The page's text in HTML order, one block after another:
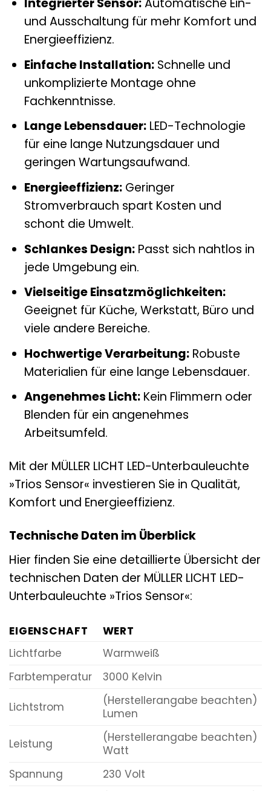
Integrierter Sensor:Automatische Ein-
und Ausschaltung für mehr Komfort und
Energieeffizienz.
Einfache Installation:Schnelle und
unkomplizierte Montage ohne
Fachkenntnisse.
Lange Lebensdauer:LED-Technologie
für eine lange Nutzungsdauer und
geringen Wartungsaufwand.
Energieeffizienz:Geringer
Stromverbrauch spart Kosten und
schont die Umwelt.
Schlankes Design:Passt sich nahtlos in
jede Umgebung ein.
Vielseitige Einsatzmöglichkeiten:
Geeignet für Küche, Werkstatt, Büro und
viele andere Bereiche.
Hochwertige Verarbeitung:Robuste
Materialien für eine lange Lebensdauer.
Angenehmes Licht:Kein Flimmern oder
Blenden für ein angenehmes
Arbeitsumfeld.
Mit der MÜLLER LICHT LED-Unterbauleuchte
»Trios Sensor« investieren Sie in Qualität,
Komfort und Energieeffizienz.
Technische Daten im Überblick
Hier finden Sie eine detaillierte Übersicht der
technischen Daten der MÜLLER LICHT LED-
Unterbauleuchte »Trios Sensor«:
EIGENSCHAFT
WERT
Lichtfarbe
Warmweiß
Farbtemperatur
3000 Kelvin
Lichtstrom
(Herstellerangabe beachten)
Lumen
Leistung
(Herstellerangabe beachten)
Watt
Spannung
230 Volt